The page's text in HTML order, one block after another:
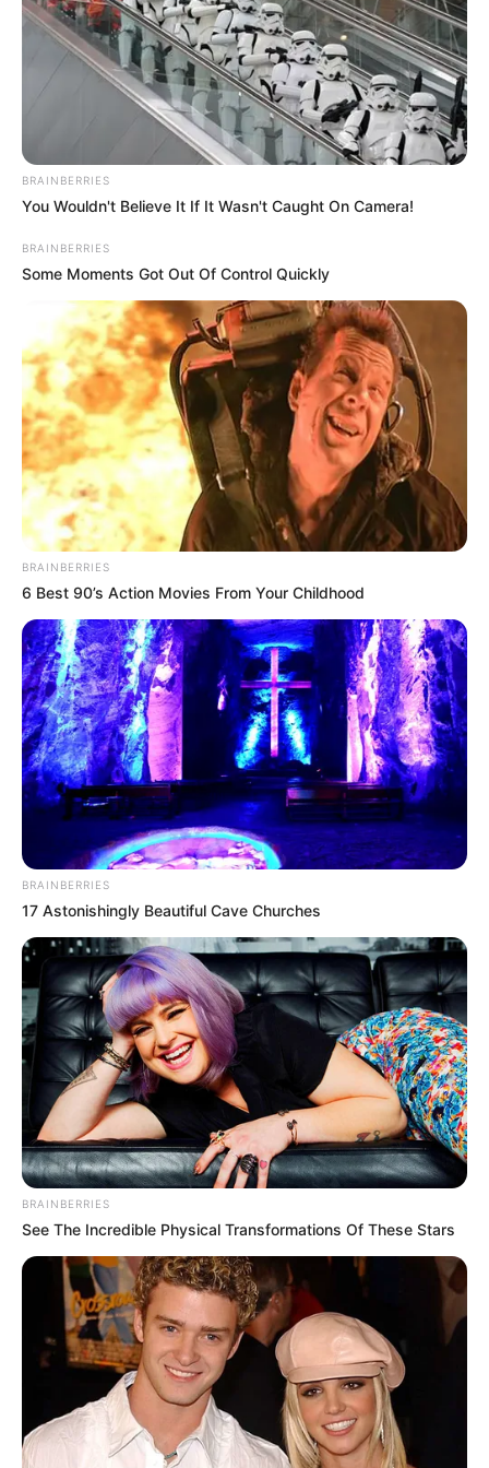
ΔΗΜΟΦΙΛΗ ΑΡΘΡΑ
Συνέντευξη Alexander Dugin σχολιάζοντας
τον λόγο Πούτιν: Είναι η έναρξη της
Νικηφόρας...
Κυριακή, 2 Οκτωβρίου 2022, 13:05
Συνέντευξη Alexander Dugin σχολιάζοντας τον...
ΕΠΕΙΓΟΝ: Στην απόφαση
ΑΠΑΓΟΡΕΥΣΗΣ rapid test από
τον Ε.Ο.Φ αναγράφεται
καθαρά ότι...
Έρχεται το μεγαλύτερο κραχ
στη σύγχρονη Ιστορία
Διέρρευσε η κρίσιμη
συμφωνία ΕΕ – Pfizer
Μια σημαντική και δίκαιη
ανάλυση της ομιλίας του
Πούτιν.. Ο οποίος δεν...
ΙΡΙΔΙΖΟΝΤΕΣ ΘΩΡΑΚΕΣ ΠΟΛΕΜΙΣΤΩΝ
ΑΝΤΑΝΑΚΛΟΥΝ ΤΟ ΦΩΣ ΣΤΟ ΣΤΕΡΕΩΜΑ
ΚΑΙ ΣΦΡΑΓΙΖΟΥΝ ΤΗΝ ΝΥΧΤΑ.
Δευτέρα, 24 Μαΐου 2021, 14:02
ΤΟ ΦΩΣ ΗΡΘΕ ΓΙΑ ΝΑ...
BRAINBERRIES
You Wouldn't Believe It If It Wasn't Caught On Camera!
BRAINBERRIES
Some Moments Got Out Of Control Quickly
BRAINBERRIES
6 Best 90’s Action Movies From Your Childhood
BRAINBERRIES
17 Astonishingly Beautiful Cave Churches
BRAINBERRIES
See The Incredible Physical Transformations Of These Stars